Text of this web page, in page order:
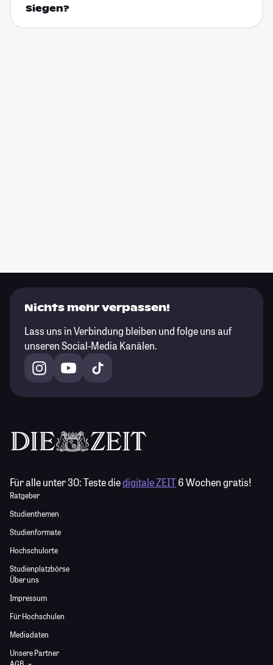
Siegen?
Nichts mehr verpassen!
Lass uns in Verbindung bleiben und folge uns auf
unseren Social-Media Kanälen.
Für alle unter 30:Teste diedigitale ZEIT6 Wochen gratis!
Ratgeber
Studienthemen
Studienformate
Hochschulorte
Studienplatzbörse
Über uns
Impressum
Für Hochschulen
Mediadaten
Unsere Partner